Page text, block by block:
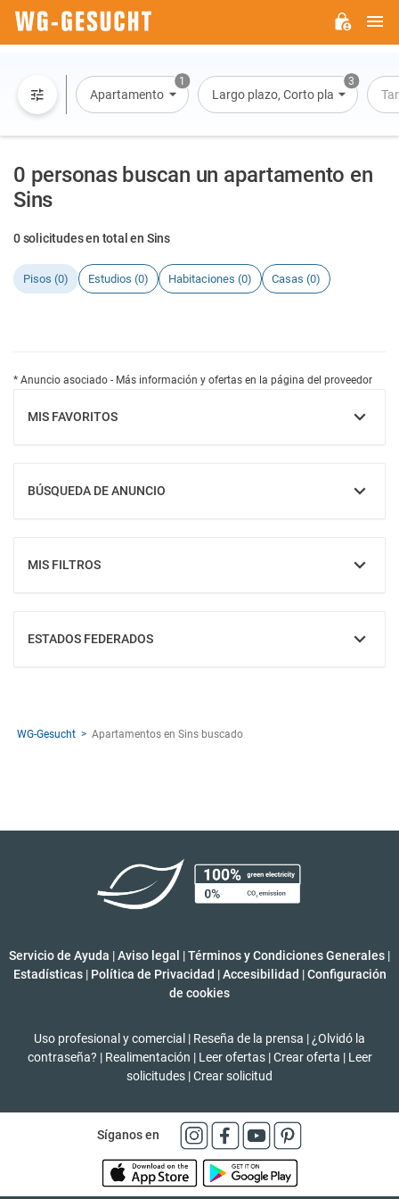
1
Apartamento
3
Largo plazo, Corto plazo, Alquiler
0 personas buscan un apartamento en
Sins
0 solicitudes en total en Sins
Pisos (0) Estudios (0) Habitaciones (0) Casas (0)
* Anuncio asociado - Más información y ofertas en la página del proveedor
MIS FAVORITOS
MOSTRAR
BÚSQUEDA DE ANUNCIO
MOSTRAR
MIS FILTROS
MOSTRAR
ESTADOS FEDERADOS
MOSTRAR
WG-Gesucht Apartamentos en Sins buscado
Servicio de Ayuda |Aviso legal |Términos y Condiciones Generales |
Estadísticas | Política de Privacidad | Accesibilidad | Configuración
de cookies
Uso profesional y comercial | Reseña de la prensa | ¿Olvidó la
contraseña? | Realimentación | Leer ofertas | Crear oferta | Leer
solicitudes |Crear solicitud
Síganos en